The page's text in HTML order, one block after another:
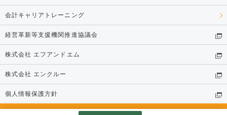
会計キャリアトレーニング
経営革新等支援機関推進協議会
株式会社 エフアンドエム
株式会社 エンクルー
個人情報保護方針